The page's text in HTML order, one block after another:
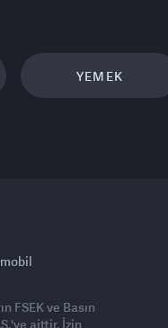
YEMEK
FSEK ve Basın
aittir. İzin